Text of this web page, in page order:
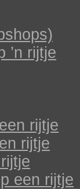
’n rijtje
rijtje
rijtje
een rijtje